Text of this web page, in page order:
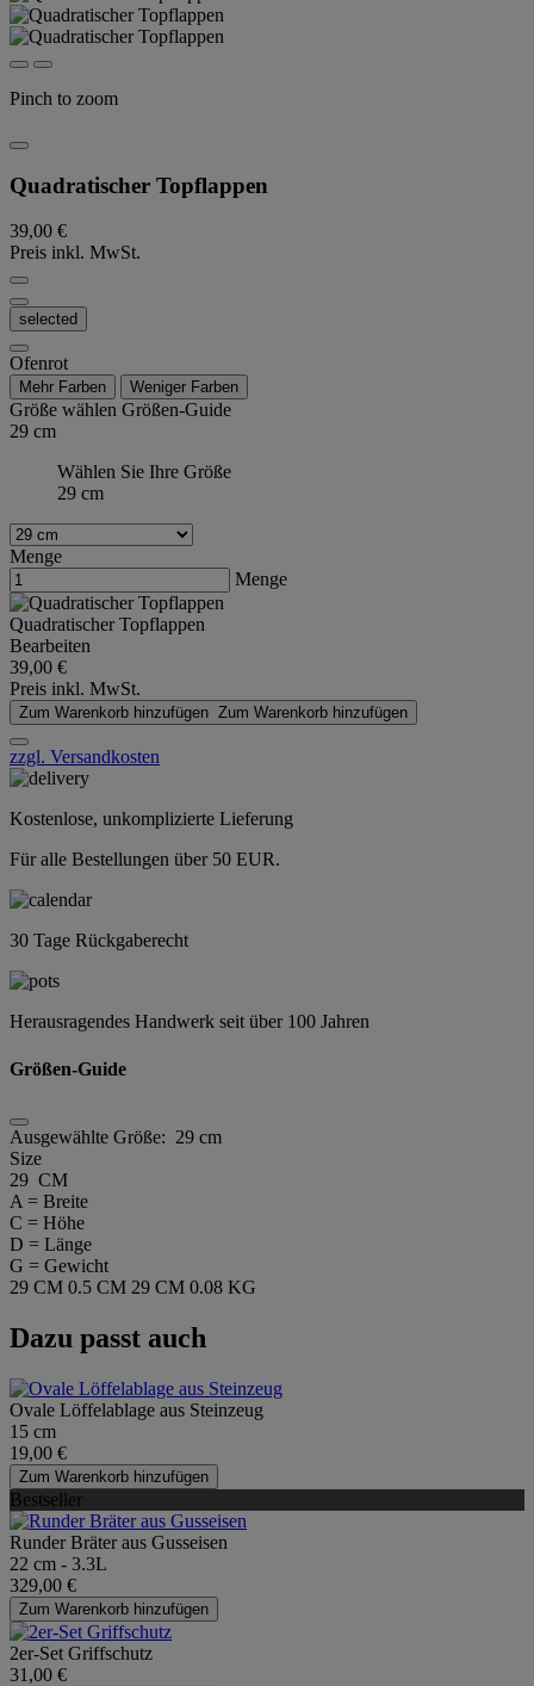
Pinch to zoom
Quadratischer Topflappen
39,00 €
Preis inkl. MwSt.
selected
Ofenrot
Mehr Farben Weniger Farben
Größe wählen Größen-Guide
29 cm
Wählen Sie Ihre Größe
29 cm
Menge
Menge
Quadratischer Topflappen
Bearbeiten
39,00 €
Preis inkl. MwSt.
Zum Warenkorb hinzufügen Zum Warenkorb hinzufügen
zzgl. Versandkosten
Kostenlose, unkomplizierte Lieferung
Für alle Bestellungen über 50 EUR.
30 Tage Rückgaberecht
Herausragendes Handwerk seit über 100 Jahren
Größen-Guide
Ausgewählte Größe: 29 cm
Size
29 CM
A = Breite
C = Höhe
D = Länge
G = Gewicht
29 CM 0.5 CM 29 CM 0.08 KG
Dazu passt auch
Ovale Löffelablage aus Steinzeug
15 cm
19,00 €
Zum Warenkorb hinzufügen
Bestseller
Runder Bräter aus Gusseisen
22 cm - 3.3L
329,00 €
Zum Warenkorb hinzufügen
2er-Set Griffschutz
31,00 €